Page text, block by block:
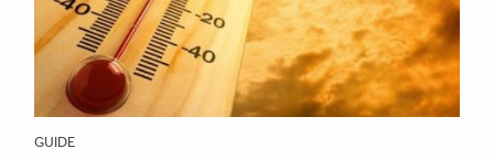
GUIDE